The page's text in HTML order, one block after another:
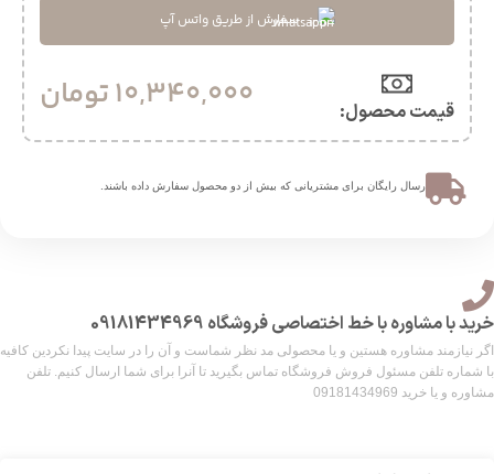
سفارش از طریق واتس آپ
قیمت محصول:​ 10,340,000تومان
ارسال رایگان برای مشتریانی که بیش از دو محصول سفارش داده باشند.​
خرید با مشاوره با خط اختصاصی فروشگاه 09181434969
اگر نیازمند مشاوره هستین و یا محصولی مد نظر شماست و آن را در سایت پیدا نکردین کافیه
با شماره تلفن مسئول فروش فروشگاه تماس بگیرید تا آنرا برای شما ارسال کنیم. تلفن
مشاوره و یا خرید 09181434969